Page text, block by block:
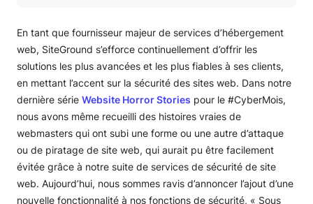
Comment activer le mode « Sous attaque » ?
Sécurisez et augmentez la vitesse de votre site avec la
version Premium de CDN SiteGround
Conclusion
En tant que fournisseur majeur de services d’hébergement
web, SiteGround s’efforce continuellement d’offrir les
solutions les plus avancées et les plus fiables à ses clients,
en mettant l’accent sur la sécurité des sites web. Dans notre
dernière série Website Horror Stories pour le #CyberMois,
nous avons même recueilli des histoires vraies de
webmasters qui ont subi une forme ou une autre d’attaque
ou de piratage de site web, qui aurait pu être facilement
évitée grâce à notre suite de services de sécurité de site
web. Aujourd’hui, nous sommes ravis d’annoncer l’ajout d’une
nouvelle fonctionnalité à nos fonctions de sécurité, « Sous